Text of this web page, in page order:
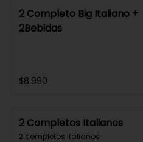
2 Completo Big Italiano +
2Bebidas
$8.990
2 Completos Italianos
2 completos italianos